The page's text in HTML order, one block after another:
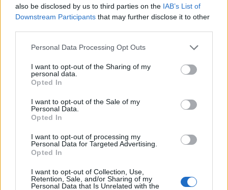
also be disclosed by us to third parties on the IAB’s List of
Downstream Participants that may further disclose it to other
Personal Data Processing Opt Outs
I want to opt-out of the Sharing of my
personal data.
Opted In
I want to opt-out of the Sale of my
Personal Data.
Opted In
I want to opt-out of processing my
Personal Data for Targeted Advertising.
Opted In
I want to opt-out of Collection, Use,
Retention, Sale, and/or Sharing of my
Personal Data that Is Unrelated with the
Η αποστολή της ομάδας της Θεσσαλονίκης
μετά τη λήξη της αυριανής αναμέτρησης
αναμέτρησης θα παραμείνει στο Αγρίνιο ενόψει
του αγώνα του ερχόμενου Σαββάτου με την
Κηφισιά στο γήπεδο του Παναιτωλικού (20/09,
18:00), στο πλαίσιο της 4ης Αγωνιστικής της
Super League.
ΣΧΟΛΙΑΣΤΕ
ΠΑΝΑΙΤΩΛΙΚΟΣ